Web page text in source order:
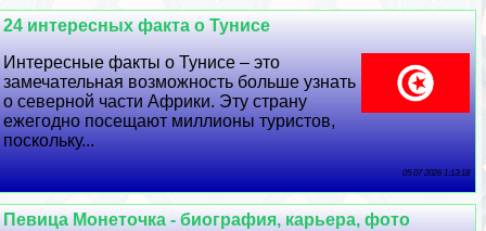
24 интересных факта о Тунисе
Интересные факты о Тунисе – это
замечательная возможность больше узнать
о северной части Африки. Эту страну
ежегодно посещают миллионы туристов,
поскольку...
05 07 2026 1:13:18
Певица Монеточка - биография, карьера, фото